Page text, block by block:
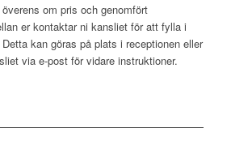
om pris och genomfört
er kontaktar ni kansliet för att fylla i
kan göras på plats i receptionen eller
via e-post för vidare instruktioner.